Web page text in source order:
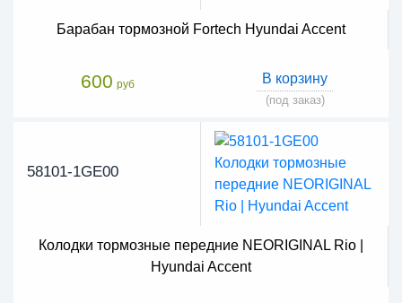
Барабан тормозной Fortech Hyundai Accent
600 руб В корзину
(под заказ)
58101-1GE00
Колодки тормозные передние NEORIGINAL Rio |
Hyundai Accent